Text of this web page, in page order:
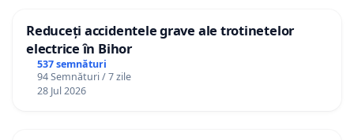
Reduceți accidentele grave ale trotinetelor
electrice în Bihor
537 semnături
94 Semnături / 7 zile
28 Jul 2026